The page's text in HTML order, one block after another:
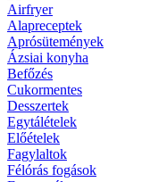
Airfryer
Alapreceptek
Aprósütemények
Ázsiai konyha
Befőzés
Cukormentes
Desszertek
Egytálételek
Előételek
Fagylaltok
Félórás fogások